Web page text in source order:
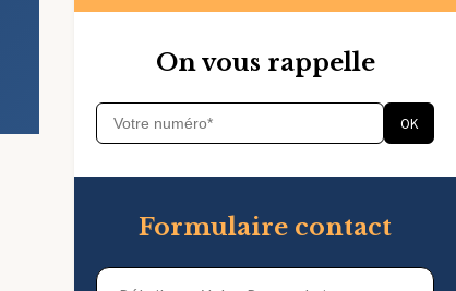
On vous rappelle
OK
Formulaire contact